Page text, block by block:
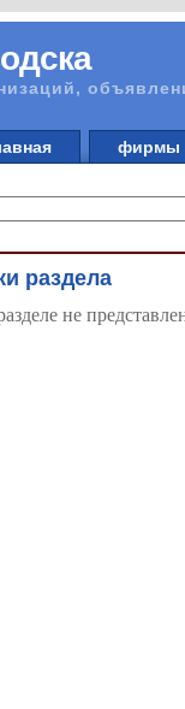
раздела
не